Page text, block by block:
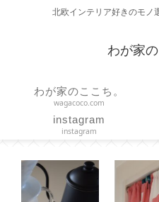
北欧インテリア好きのモノ
わが家の
わが家のここち。
wagacoco.com
instagram
instagram